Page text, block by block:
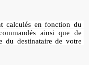
calculés en fonction du
ainsi que de
du destinataire de votre